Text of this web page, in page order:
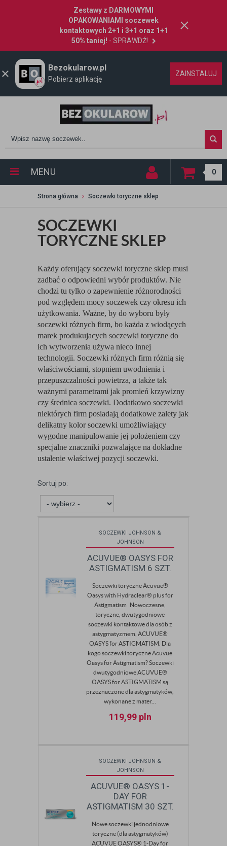
Zestawy z DARMOWYMI
OPAKOWANIAMI soczewek
kontaktowych 2+1 i 3+1 oraz 1+1
50% taniej! - SPRAWDŹ!
Bezokularow.pl
Pobierz aplikację
ZAINSTALUJ
MENU 0
Strona główna Soczewki toryczne sklep
SOCZEWKI
TORYCZNE SKLEP
Każdy oferujący soczewki toryczne sklep musi
zadbać o odpowiedni wybór produktów. Nie
chodzi tu tylko o zapewnienie różnorodności
pod względem mocy soczewek czy okresu ich
użytkowania. Ważne, by do wyboru były
soczewki różnych firm, bo każda z wiodących
marek produkujacych soczewki toryczne do
ich wytworzenia używa nieco innej
technologii. Soczewki różnych firm różnią się
właściwościami, stopniem uwodnienia i
przepuszczalności powietrza, a także tak
ważnymi parametrami jak promień krzywizny
czy średnica soczewki. Dodatkowo soczewki
niektórych firm posiadają dodatkowe zalety jak
delikatny kolor soczewki umożliwiający
wygodne manipulowanie jej położeniem czy
specjalne znaczniki pozwalające na dokładne
ustalenie właściwej pozycji soczewki.
Sortuj po:
SOCZEWKI JOHNSON &
JOHNSON
ACUVUE® OASYS FOR
ASTIGMATISM 6 SZT.
Soczewki toryczne Acuvue®
Oasys with Hydraclear® plus for
Astigmatism Nowoczesne,
toryczne, dwutygodniowe
soczewki kontaktowe dla osób z
astygmatyzmem, ACUVUE®
OASYS for ASTIGMATISM. Dla
kogo soczewki toryczne Acuvue
Oasys for Astigmatism? Soczewki
dwutygodniowe ACUVUE®
OASYS for ASTIGMATISM są
przeznaczone dla astygmatyków,
wykonane z mater...
119,99 pln
SOCZEWKI JOHNSON &
JOHNSON
ACUVUE® OASYS 1-
DAY FOR
ASTIGMATISM 30 SZT.
Nowe soczewki jednodniowe
toryczne (dla astygmatyków)
ACUVUE OASYS® 1-Day for